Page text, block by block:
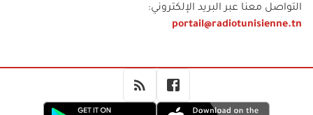
التواصل معنا عبر البريد الإلكتروني:
portail@radiotunisienne.tn